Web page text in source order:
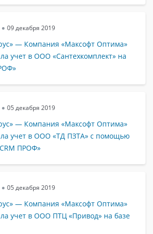
09 декабря 2019
— Компания «Максофт Оптима»
учет в ООО «Сантехкомплект» на
05 декабря 2019
— Компания «Максофт Оптима»
учет в ООО «ТД ПЗТА» с помощью
ПРОФ»
05 декабря 2019
— Компания «Максофт Оптима»
учет в ООО ПТЦ «Привод» на базе